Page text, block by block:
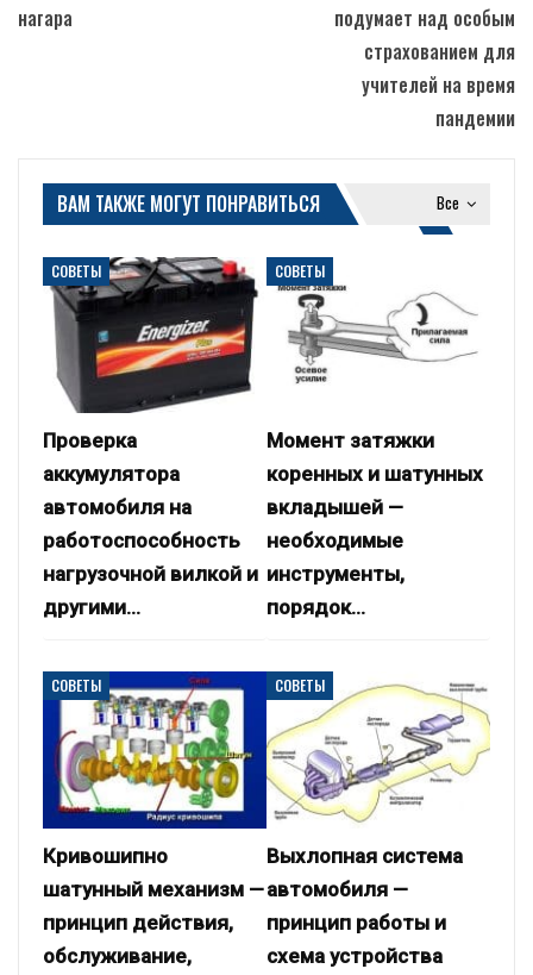
нагара
подумает над особым
страхованием для
учителей на время
пандемии
Все
ВАМ ТАКЖЕ МОГУТ ПОНРАВИТЬСЯ
СОВЕТЫ
Проверка
аккумулятора
автомобиля на
работоспособность
нагрузочной вилкой и
другими…
СОВЕТЫ
Момент затяжки
коренных и шатунных
вкладышей —
необходимые
инструменты,
порядок…
СОВЕТЫ
Кривошипно
шатунный механизм —
принцип действия,
обслуживание,
СОВЕТЫ
Выхлопная система
автомобиля —
принцип работы и
схема устройства